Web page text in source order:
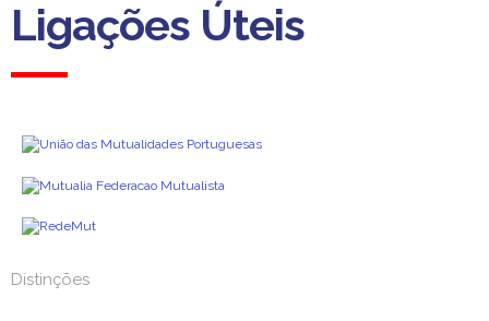
Ligações Úteis
Ligações Úteis
Distinções
Distinções